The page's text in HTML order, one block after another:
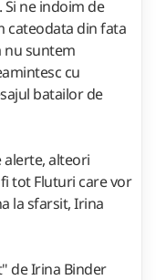
Si ne indoim de
cateodata din fata
nu suntem
cu
batailor de
alerte, alteori
tot Fluturi care vor
la sfarsit, Irina
de Irina Binder